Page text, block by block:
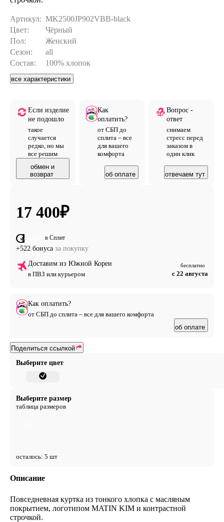
Артикул: MK2500JP902VBB-black
Цвет:
Чёрный
Пол:
Женский
Сезон:
all
Состав:
100% хлопок
все характеристики
Если изделие
не подошло
такое
случается
редко, но мы
все решим
обмен и
возврат
Как
оплатить?
от СБП до
сплита – все
для вашего
комфорта
об оплате
Вопрос -
ответ
снимаем
стресс перед
заказом в
один клик
отвечаем тут
Выберите цвет
Выберите размер
таблица размеров
осталось: 5 шт
17 400₽
от 4 350 ₽ в Сплит
+522 бонуса за покупку
Доставим из Южной Кореи
в ПВЗ или курьером
бесплатно
с 22 августа
Как оплатить?
от СБП до сплита – все для вашего комфорта
об оплате
Поделиться ссылкой
Описание
Повседневная куртка из тонкого хлопка с масляным
покрытием, логотипом MATIN KIM и контрастной
строчкой.